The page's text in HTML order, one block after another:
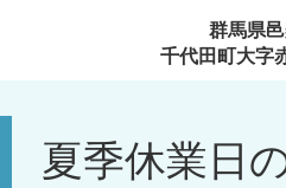
群馬県
千代田町大字
夏季休業日